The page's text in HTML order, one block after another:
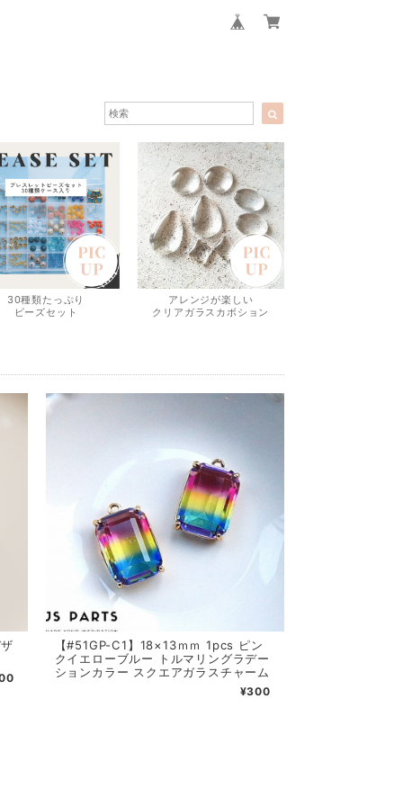
30種類たっぷり
ビーズセット
アレンジが楽しい
クリアガラスカボション
【#51GP-C1】18×13ｍｍ 1pcs ピン
クイエローブルー トルマリングラデー
ションカラー スクエアガラスチャーム
¥300